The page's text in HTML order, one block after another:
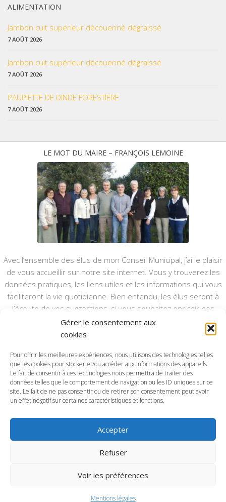
Gérer le consentement aux
cookies
Pour offrir les meilleures expériences, nous utilisons des technologies telles
que les cookies pour stocker et/ou accéder aux informations des appareils.
Le fait de consentir à ces technologies nous permettra de traiter des
données telles que le comportement de navigation ou les ID uniques sur ce
site. Le fait de ne pas consentir ou de retirer son consentement peut avoir
un effet négatif sur certaines caractéristiques et fonctions.
Accepter
Refuser
Voir les préférences
Mentions légales
ALIMENTATION
Jambon cuit supérieur découenné dégraissé
7 AOÛT 2026
Jambon cuit supérieur découenné dégraissé
7 AOÛT 2026
PAUPIETTE DE DINDE FORESTIÈRE
7 AOÛT 2026
LE MOT DU MAIRE – FRANÇOIS LEMOINE
Avec l’ensemble des élus de mon Conseil Municipal, j’ai le plaisir
de vous accueillir sur notre site internet. Vous y trouverez les
données pratiques, les liens utiles et les informations qui vous
faciliteront la vie quotidienne. Bien entendu, les élus seront à
l’écoute de vos suggestions, si vous souhaitez enrichir nos
rubriques ou nos informations.
Ce type de communication vient en complément du bulletin
annuel, nous le ferons vivre et il sera actualisé pour mieux vous
informer.
Bonne visite à toutes et à tous.
Commune d'Anctoville-sur-Boscq © 2026. Tous droits